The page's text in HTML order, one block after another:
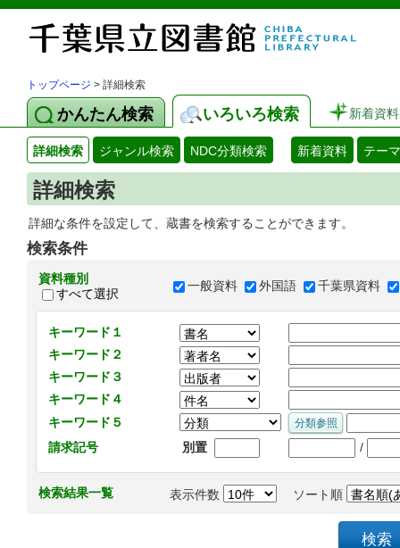
トップページ > 詳細検索
かんたん検索 いろいろ検索 新着資料
詳細検索 ジャンル検索 NDC分類検索 新着資料 テー
詳細検索
詳細な条件を設定して、蔵書を検索することができます。
検索条件
資料種別
すべて選択
一般資料 外国語 千葉県資料
キーワード１
キーワード２
キーワード３
キーワード４
キーワード５
請求記号
別置 /
検索結果一覧 表示件数 ソート順